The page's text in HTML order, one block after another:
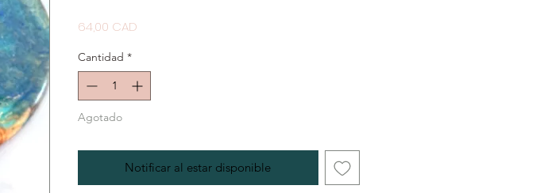
64,00 CAD
Cantidad *
Agotado
Notificar al estar disponible